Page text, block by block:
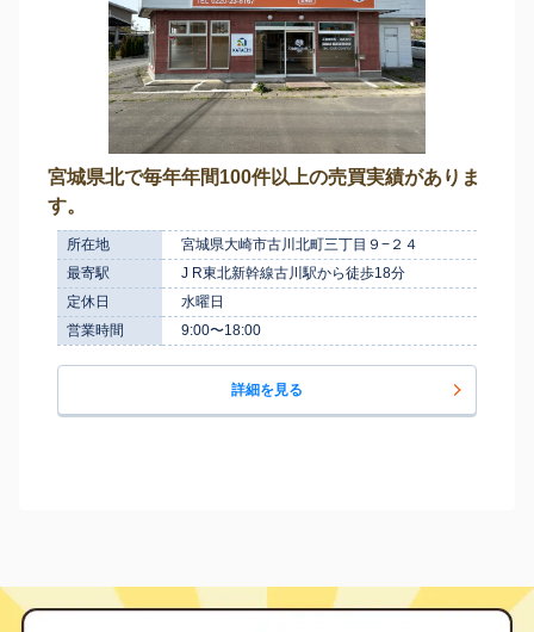
宮城県北で毎年年間100件以上の売買実績がありま
す。
所在地
宮城県大崎市古川北町三丁目９−２４
最寄駅
J R東北新幹線古川駅から徒歩18分
定休日
水曜日
営業時間
9:00〜18:00
詳細を見る